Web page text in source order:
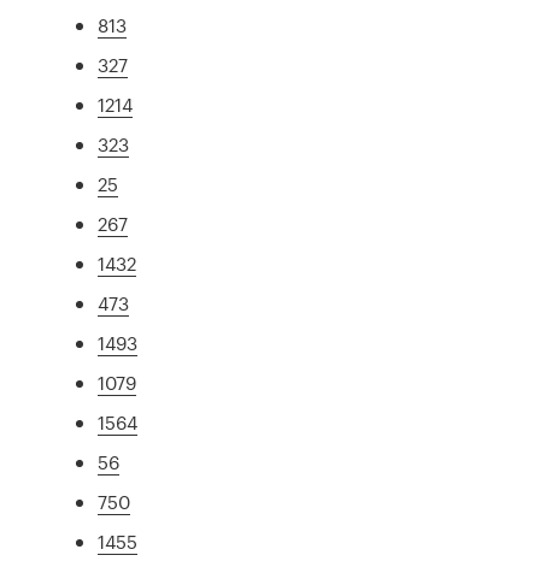
813
327
1214
323
25
267
1432
473
1493
1079
1564
56
750
1455